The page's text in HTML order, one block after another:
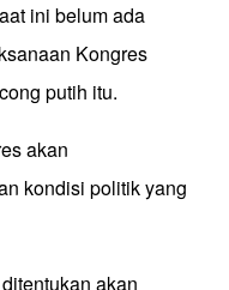
ini belum ada
Kongres
putih itu.
akan
kondisi politik yang
akan